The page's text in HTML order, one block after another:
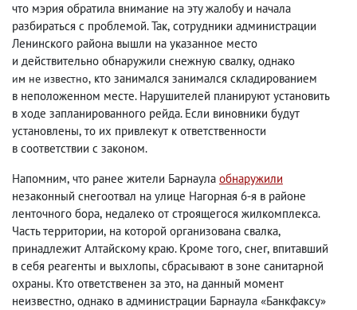
что мэрия обратила внимание на эту жалобу и начала
разбираться с проблемой. Так, сотрудники администрации
Ленинского района вышли на указанное место
и действительно обнаружили снежную свалку, однако
им не известно, кто занимался занимался складированием
в неположенном месте. Нарушителей планируют установить
в ходе запланированного рейда. Если виновники будут
установлены, то их привлекут к ответственности
в соответствии с законом.
Напомним, что ранее жители Барнаула обнаружили
незаконный снегоотвал на улице Нагорная 6-я в районе
ленточного бора, недалеко от строящегося жилкомплекса.
Часть территории, на которой организована свалка,
принадлежит Алтайскому краю. Кроме того, снег, впитавший
в себя реагенты и выхлопы, сбрасывают в зоне санитарной
охраны. Кто ответственен за это, на данный момент
неизвестно, однако в администрации Барнаула «Банкфаксу»